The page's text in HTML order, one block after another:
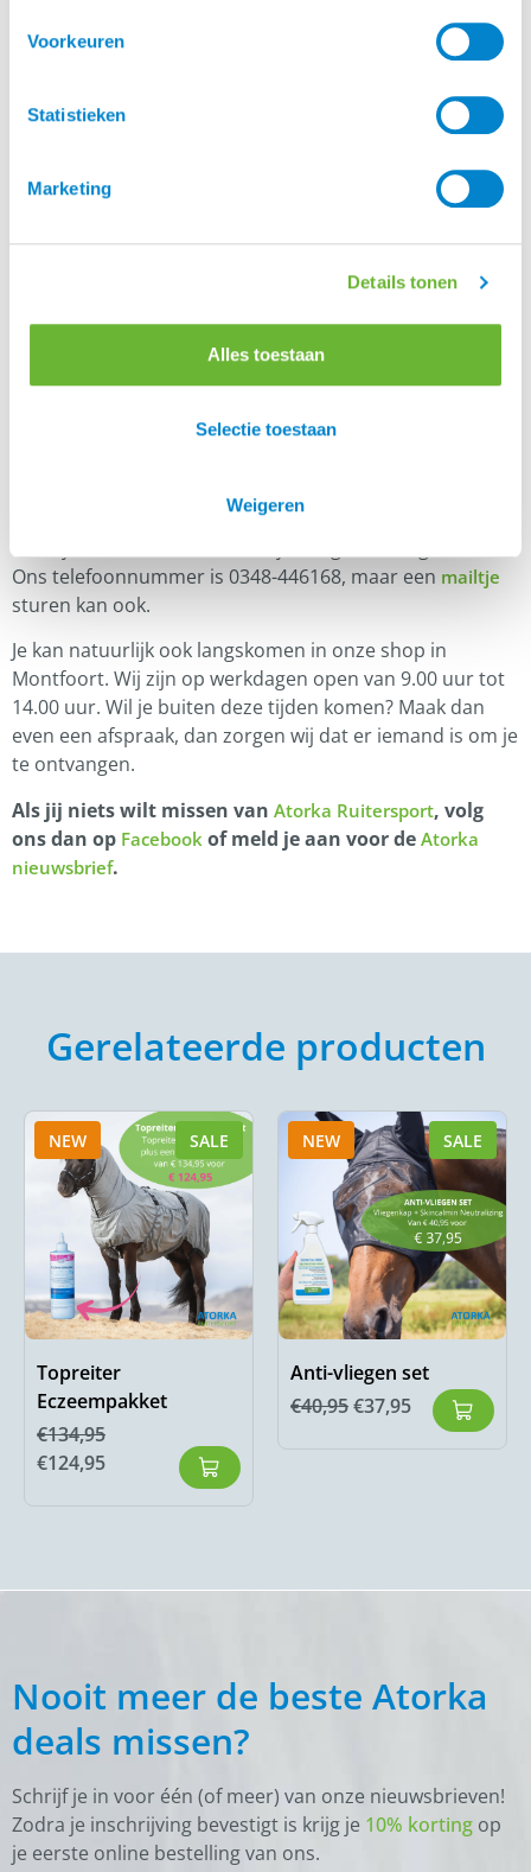
Voorkeuren
Statistieken
Marketing
Details tonen
Alles toestaan
Selectie toestaan
Weigeren
hebben, kunnen een beoordeling schrijven.
Klantenservice
vind je antwoord op
Ons telefoonnummer is 0348-446168, maar een mailtje
sturen kan ook.
Je kan natuurlijk ook langskomen in onze shop in
Montfoort. Wij zijn op werkdagen open van 9.00 uur tot
14.00 uur. Wil je buiten deze tijden komen? Maak dan
even een afspraak, dan zorgen wij dat er iemand is om je
te ontvangen.
Als jij niets wilt missen van Atorka Ruitersport, volg
ons dan op Facebook of meld je aan voor de Atorka
nieuwsbrief.
Gerelateerde producten
NEW SALE
Topreiter
Eczeempakket
€134,95
€124,95
NEW SALE
Anti-vliegen set
€40,95€37,95
Nooit meer de beste Atorka
deals missen?
Schrijf je in voor één (of meer) van onze nieuwsbrieven!
Zodra je inschrijving bevestigt is krijg je 10% korting op
je eerste online bestelling van ons.